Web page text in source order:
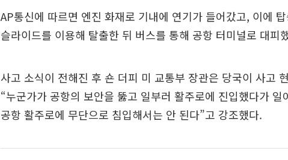
AP통신에 따르면 엔진 화재로 기내에 연기가 들어갔고, 이에
슬라이드를 이용해 탈출한 뒤 버스를 통해 공항 터미널로 대피
사고 소식이 전해진 후 숀 더피 미 교통부 장관은 당국이 사고
“누군가가 공항의 보안을 뚫고 일부러 활주로에 진입했다가 일
공항 활주로에 무단으로 침입해서는 안 된다”고 강조했다.